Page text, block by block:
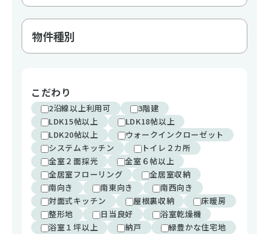
こだわり
2沿線以上利用可
3階建
LDK15帖以上
LDK18帖以上
LDK20帖以上
ウォークインクローゼット
システムキッチン
トイレ２カ所
全室２面採光
全室６帖以上
全居室フローリング
全居室収納
南向き
南東向き
南西向き
対面式キッチン
屋根裏収納
床暖房
整形地
日当良好
浴室乾燥機
浴室１坪以上
納戸
緑豊かな住宅地